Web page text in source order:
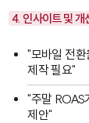
4. 인사이트 및 개
"모바일 전
제작 필요"
"주말
제안"